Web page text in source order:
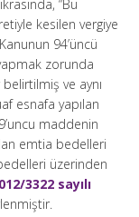
“Bu
kesilen vergiye
94’üncü
zorunda
ve aynı
esnafa yapılan
maddenin
emtia bedelleri
üzerinden
3322 sayılı